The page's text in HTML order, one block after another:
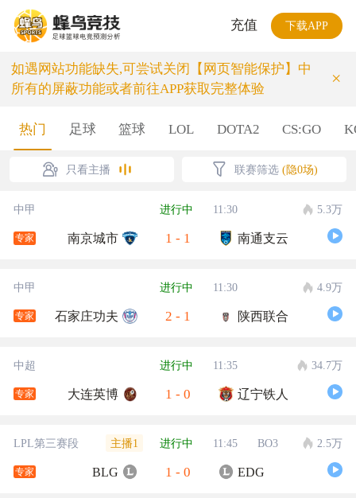
充值 下载APP
如遇网站功能缺失,可尝试关闭【网页智能保护】中
所有的屏蔽功能或者前往APP获取完整体验
×
热门 足球 篮球 LOL DOTA2 CS:GO
只看主播 联赛筛选 (隐0场)
中甲 进行中 11:30 5.3万
专家 南京城市 1 - 1 南通支云
中甲 进行中 11:30 4.9万
专家 石家庄功夫 2 - 1 陕西联合
中超 进行中 11:35 34.7万
专家 大连英博 1 - 0 辽宁铁人
LPL第三赛段 主播1 进行中 11:45 BO3 2.5万
专家 BLG 1 - 0 EDG